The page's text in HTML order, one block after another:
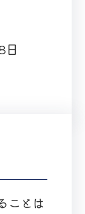
日
ことは